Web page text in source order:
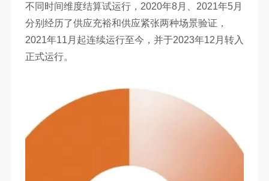
不同时间维度结算试运行，2020年8月、2021年5月
分别经历了供应充裕和供应紧张两种场景验证，
2021年11月起连续运行至今，并于2023年12月转入
正式运行。